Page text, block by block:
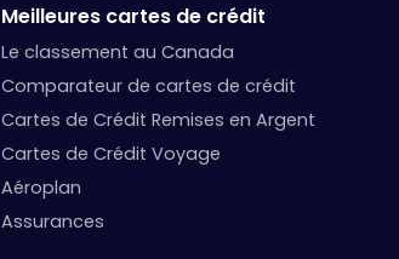
Meilleures cartes de crédit
Le classement au Canada
Comparateur de cartes de crédit
Cartes de Crédit Remises en Argent
Cartes de Crédit Voyage
Aéroplan
Assurances